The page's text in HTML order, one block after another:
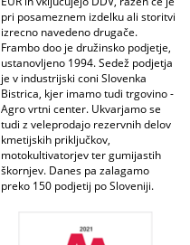
pri posameznem izdelku ali storitvi
izrecno navedeno drugače.
Frambo doo je družinsko podjetje,
ustanovljeno 1994. Sedež podjetja
je v industrijski coni Slovenka
Bistrica, kjer imamo tudi trgovino -
Agro vrtni center. Ukvarjamo se
tudi z veleprodajo rezervnih delov
kmetijskih priključkov,
motokultivatorjev ter gumijastih
škornjev. Danes pa zalagamo
preko 150 podjetij po Sloveniji.